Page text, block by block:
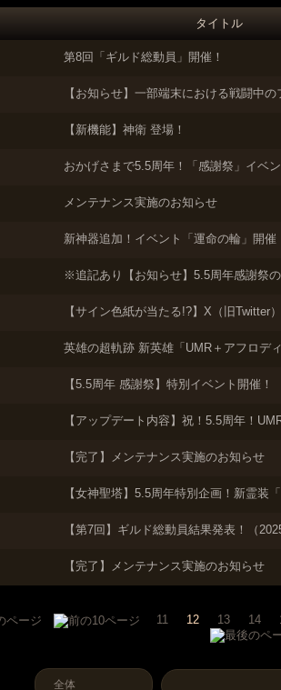
タイトル
第8回「ギルド総動員」開催！
【お知らせ】一部端末における戦闘中
【新機能】神衛 登場！
おかげさまで5.5周年！「感謝祭」イベ
メンテナンス実施のお知らせ
新神器追加！イベント「運命の輪」開催
※追記あり【お知らせ】5.5周年感謝祭
【サイン色紙が当たる!?】X（旧Twitter
英雄の超軌跡 新英雄「UMR＋アフロデ
【5.5周年 感謝祭】特別イベント開催！
【アップデート内容】祝！5.5周年！
【完了】メンテナンス実施のお知らせ
【女神聖塔】5.5周年特別企画！新霊装
【第7回】ギルド総動員結果発表！（
【完了】メンテナンス実施のお知らせ
11 12 13 14